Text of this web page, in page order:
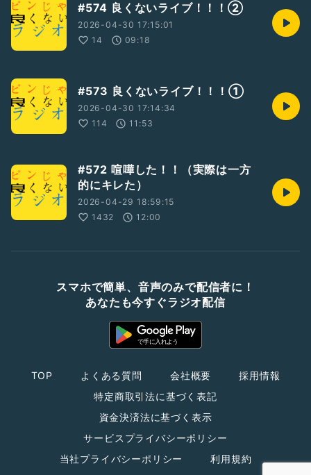
#574 良くないライブ！！！②
2026-04-30 17:15:01
14
09:18
#573 良くないライブ！！！①
2026-04-30 17:14:34
114
11:53
#572 喧嘩した！！（実際は一方
的にキレた）
2026-04-29 18:59:15
1432
12:00
スマホで簡単、音声のみで配信者に！
あなたも今すぐラジオ配信
TOP よくある質問 会社概要
採用情報
特定商取引法に基づく表記
資金決済法に基づく表示
サービスプライバシーポリシー
当社プライバシーポリシー
利用規約